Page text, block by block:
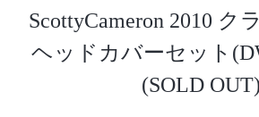
ScottyCameron 2010 ク
ヘッドカバーセット
(SOLD OUT)